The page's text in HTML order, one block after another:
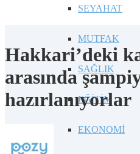
SEYAHAT
MUTFAK
SAĞLIK
EĞİTİM
EKONOMİ
Hakkari’deki
arasında
hazırlanıyorlar